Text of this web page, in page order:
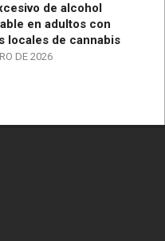
de alcohol
en adultos con
locales de cannabis
DE 2026